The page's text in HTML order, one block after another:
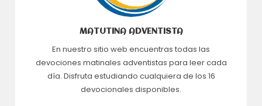
MATUTINA ADVENTISTA
En nuestro sitio web encuentras todas las
devociones matinales adventistas para leer cada
día. Disfruta estudiando cualquiera de los 16
devocionales disponibles.